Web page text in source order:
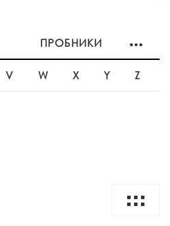
ПРОБНИКИ
V W X Y Z